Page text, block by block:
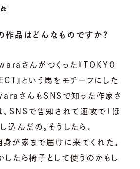
品はどんなものですか？
さんがつくった『TOKYO
』という馬をモチーフにした
さんもSNSで知った作家さ
、SNSで告知されて速攻で「ほ
込んだの。そうしたら、
が家まで届けに来てくれた。
したら椅子として使うのかもし